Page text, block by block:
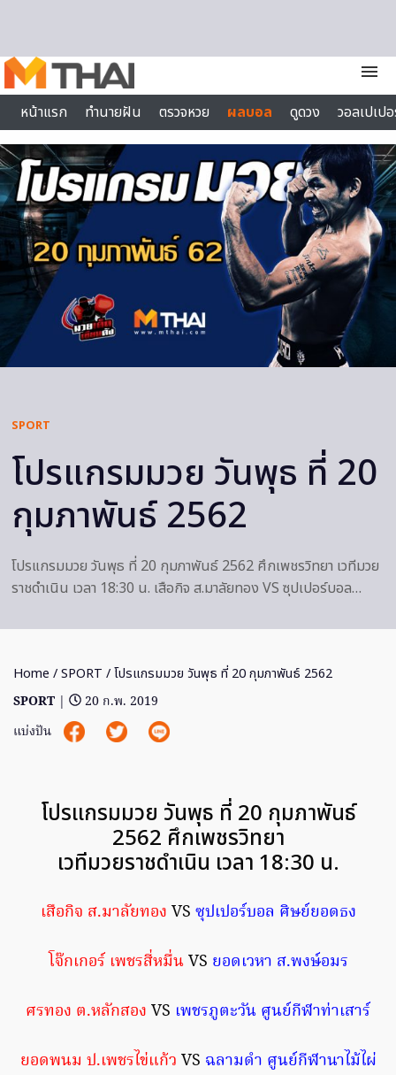
menu
หน้าแรก
ทำนายฝัน ตรวจหวย ผลบอล ดูดวง
วอลเปเป
ไลฟ์สไตล์
SPORT
โปรแกรมมวย วันพุธ ที่ 20
กุมภาพันธ์ 2562
โปรแกรมมวย วันพุธ ที่ 20 กุมภาพันธ์ 2562 ศึกเพชรวิทยา เวทีมวย
ราชดำเนิน เวลา 18:30 น. เสือกิจ ส.มาลัยทอง VS ซุปเปอร์บอล…
Home /SPORT / โปรแกรมมวย วันพุธ ที่ 20 กุมภาพันธ์ 2562
SPORT |
20 ก.พ. 2019
แบ่งปัน
โปรแกรมมวย วันพุธ ที่ 20 กุมภาพันธ์
2562 ศึกเพชรวิทยา
เวทีมวยราชดำเนิน เวลา 18:30 น.
เสือกิจ ส.มาลัยทอง VS ซุปเปอร์บอล ศิษย์ยอดธง
โจ๊กเกอร์ เพชรสี่หมื่นVS ยอดเวหา ส.พงษ์อมร
ศรทอง ต.หลักสอง VS เพชรภูตะวัน ศูนย์กีฬาท่าเสาร์
ยอดพนม ป.เพชรไข่แก้ว VS ฉลามดำ ศูนย์กีฬานาไม้ไผ่